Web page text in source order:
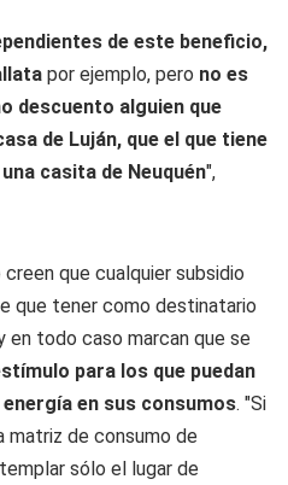
de este beneficio,
por ejemplo, pero no es
descuento alguien que
de Luján, que el que tiene
casita de Neuquén",
que cualquier subsidio
que tener como destinatario
en todo caso marcan que se
para los que puedan
en sus consumos. "Si
matriz de consumo de
sólo el lugar de